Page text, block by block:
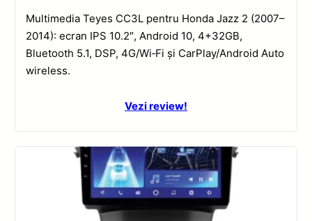
Multimedia Teyes CC3L pentru Honda Jazz 2 (2007–
2014): ecran IPS 10.2″, Android 10, 4+32GB,
Bluetooth 5.1, DSP, 4G/Wi‑Fi și CarPlay/Android Auto
wireless.
Vezi review!